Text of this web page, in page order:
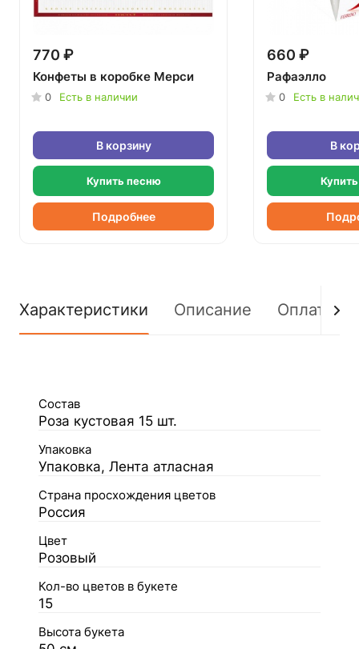
770 ₽
Конфеты в коробке Мерси
0 Есть в наличии
В корзину
Купить песню
Подробнее
660 ₽
Рафаэлло
0 Есть в
В
Характеристики Описание Оплата
Состав
Роза кустовая 15 шт.
Упаковка
Упаковка, Лента атласная
Страна просхождения цветов
Россия
Цвет
Розовый
Кол-во цветов в букете
15
Высота букета